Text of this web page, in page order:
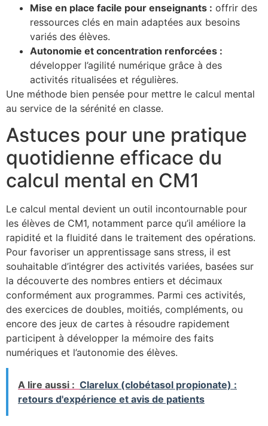
Mise en place facile pour enseignants : offrir des
ressources clés en main adaptées aux besoins
variés des élèves.
Autonomie et concentration renforcées :
développer l’agilité numérique grâce à des
activités ritualisées et régulières.
Une méthode bien pensée pour mettre le calcul mental
au service de la sérénité en classe.
Astuces pour une pratique
quotidienne efficace du
calcul mental en CM1
Le calcul mental devient un outil incontournable pour
les élèves de CM1, notamment parce qu’il améliore la
rapidité et la fluidité dans le traitement des opérations.
Pour favoriser un apprentissage sans stress, il est
souhaitable d’intégrer des activités variées, basées sur
la découverte des nombres entiers et décimaux
conformément aux programmes. Parmi ces activités,
des exercices de doubles, moitiés, compléments, ou
encore des jeux de cartes à résoudre rapidement
participent à développer la mémoire des faits
numériques et l’autonomie des élèves.
A lire aussi : Clarelux (clobétasol propionate) :
retours d'expérience et avis de patients